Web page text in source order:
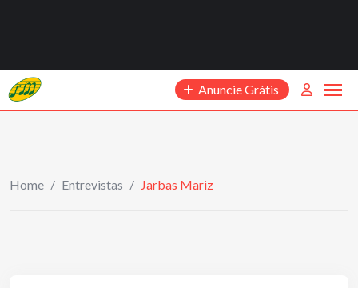
Anuncie Grátis
Home / Entrevistas / Jarbas Mariz